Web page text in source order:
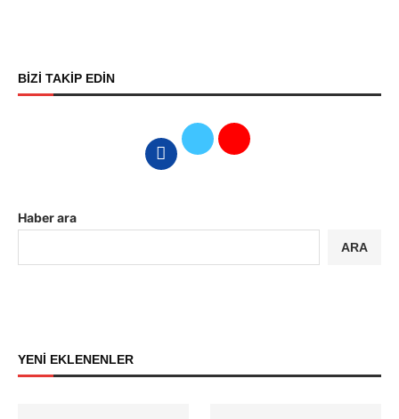
BİZİ TAKİP EDİN
Haber ara
ARA
YENİ EKLENENLER